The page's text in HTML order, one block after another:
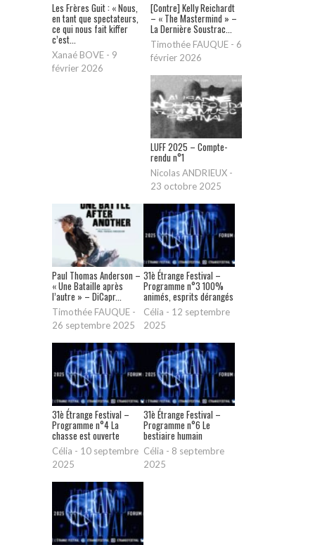
Les Frères Guit : « Nous,
en tant que spectateurs,
ce qui nous fait kiffer
c’est...
Xanaé BOVE - 9
février 2026
[Contre] Kelly Reichardt
– « The Mastermind » –
La Dernière Soustrac...
Timothée FAUQUE - 6
février 2026
LUFF 2025 – Compte-
rendu n°1
Nicolas ANDRIEUX -
23 octobre 2025
Paul Thomas Anderson –
« Une Bataille après
l’autre » – DiCapr...
Timothée FAUQUE -
26 septembre 2025
31è Étrange Festival –
Programme n°3 100%
animés, esprits dérangés
Célia - 12 septembre
2025
31è Étrange Festival –
Programme n°4 La
chasse est ouverte
Célia - 10 septembre
2025
31è Étrange Festival –
Programme n°6 Le
bestiaire humain
Célia - 8 septembre
2025